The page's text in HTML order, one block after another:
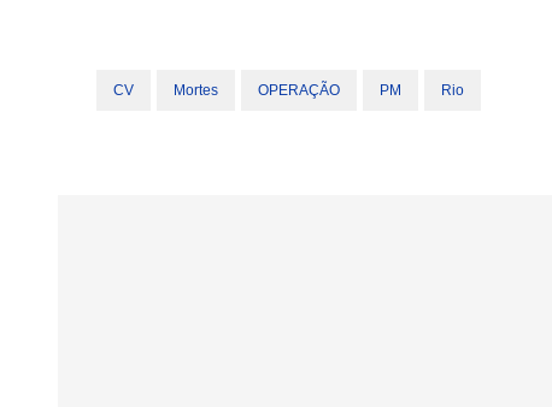
CV Mortes OPERAÇÃO PM Rio